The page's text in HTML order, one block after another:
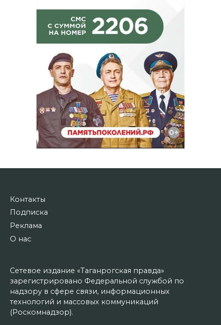
Контакты
Подписка
Реклама
О нас
Сетевое издание «Таганрогская правда»
зарегистрировано Федеральной службой по
надзору в сфере связи, информационных
технологий и массовых коммуникаций
(Роскомнадзор).